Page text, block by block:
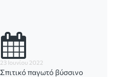
23 Ιουνίου 2022
Σπιτικό παγωτό βύσσινο